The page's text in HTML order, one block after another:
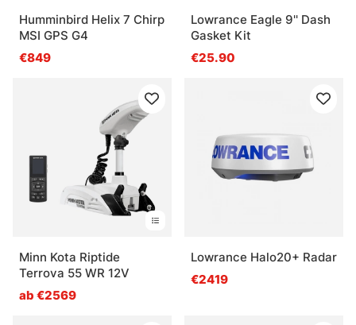
Humminbird Helix 7 Chirp
MSI GPS G4
€849
Lowrance Eagle 9'' Dash
Gasket Kit
€25.90
Minn Kota Riptide
Terrova 55 WR 12V
ab €2569
Lowrance Halo20+ Radar
€2419